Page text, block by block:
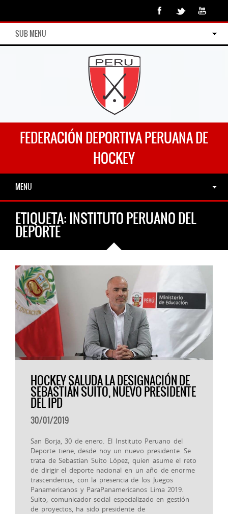
SUB MENU
FEDERACIÓN DEPORTIVA PERUANA DE
HOCKEY
MENU
ETIQUETA:INSTITUTO PERUANO DEL
DEPORTE
HOCKEY SALUDA LA DESIGNACIÓN DE
SEBASTIÁN SUITO, NUEVO PRESIDENTE
DEL IPD
30/01/2019
San Borja, 30 de enero. El Instituto Peruano del
Deporte tiene, desde hoy un nuevo presidente. Se
trata de Sebastian Suito López, quien asume el reto
de dirigir el deporte nacional en un año de enorme
trascendencia, con la presencia de los Juegos
Panamericanos y ParaPanamericanos Lima 2019.
Suito, comunicador social especializado en gestión
de proyectos, ha sido presidente de